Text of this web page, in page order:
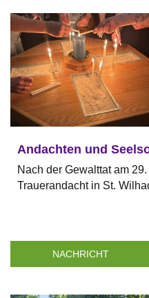
Andachten und
Nach der Gewalttat am
Trauerandacht in St.
NACHRICHT